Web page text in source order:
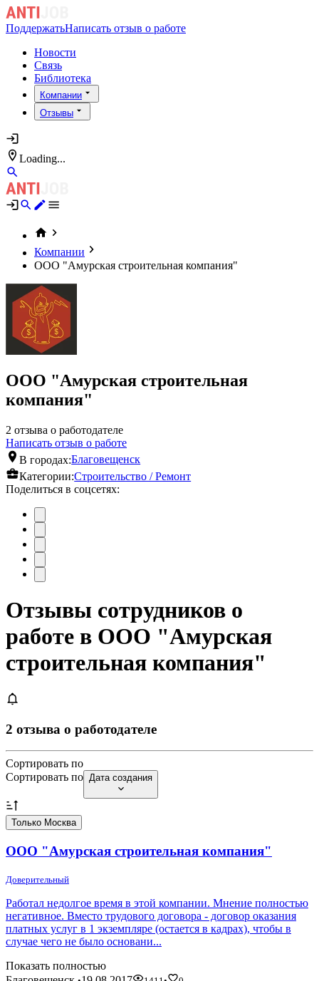
ПоддержатьНаписать отзыв о работе
Новости
Связь
Библиотека
Компании
Отзывы
Loading...
Компании
ООО "Амурская строительная компания"
ООО "Амурская строительная
компания"
2 отзыва о работодателе
Написать отзыв о работе
В городах:Благовещенск
Категории:Строительство / Ремонт
Поделиться в соцсетях:
Отзывы сотрудников о
работе в ООО "Амурская
строительная компания"
2 отзыва о работодателе
Сортировать по
Сортировать по Дата создания
Только Москва
ООО "Амурская строительная компания"
Доверительный
Работал недолгое время в этой компании. Мнение полностью
негативное. Вместо трудового договора - договор оказания
платных услуг в 1 экземпляре (остается в кадрах), чтобы в
случае чего не было основани...
Показать полностью